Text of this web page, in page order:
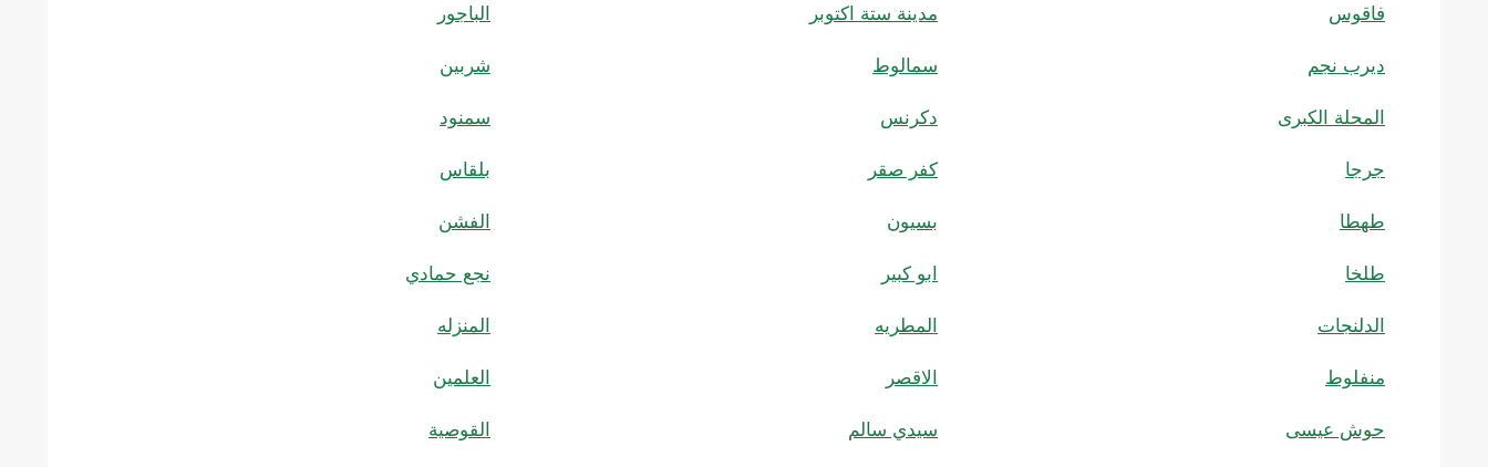
فاقوس مدينة ستة اكتوبر الباجور
ديرب نجم سمالوط شربين
المحلة الكبرى دكرنس سمنود
جرجا كفر صقر بلقاس
طهطا بسيون الفشن
طلخا ابو كبير نجع حمادي
الدلنجات المطريه المنزله
منفلوط الاقصر العلمين
حوش عيسى سيدي سالم القوصية